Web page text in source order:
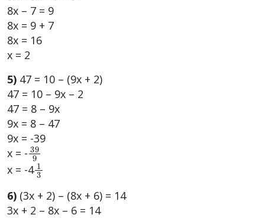
8х – 7 = 9
8х = 9 + 7
8х = 16
х = 2
5) 47 = 10 – (9х + 2)
47 = 10 – 9х – 2
47 = 8 – 9х
9х = 8 – 47
9х = -39
x = - 399
x = -41
6) (3х + 2) – (8х + 6) = 14
3х + 2 – 8х – 6 = 14